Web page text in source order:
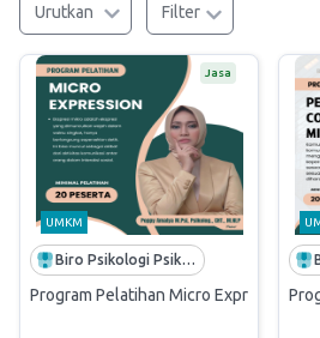
Urutkan Filter
Jasa
UMKM
Biro Psikologi Psikodinamika
Program Pelatihan Micro Expression |